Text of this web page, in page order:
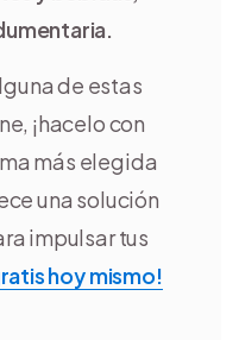
de estas
¡hacelo con
más elegida
una solución
impulsar tus
hoy mismo!